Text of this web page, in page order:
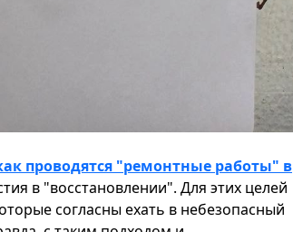
проводятся "ремонтные работы" в
в "восстановлении". Для этих целей
согласны ехать в небезопасный